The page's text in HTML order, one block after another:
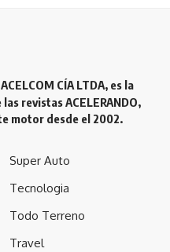
CÍA LTDA, es la
revistas ACELERANDO,
motor desde el 2002.
Super Auto
Tecnologia
Todo Terreno
Travel